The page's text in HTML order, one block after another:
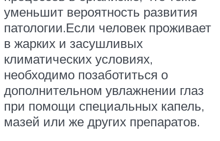
уменьшит вероятность развития
патологии.Если человек проживает
в жарких и засушливых
климатических условиях,
необходимо позаботиться о
дополнительном увлажнении глаз
при помощи специальных капель,
мазей или же других препаратов.